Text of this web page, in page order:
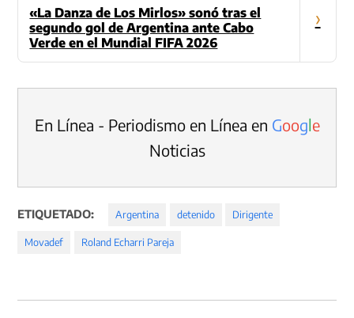
«La Danza de Los Mirlos» sonó tras el
segundo gol de Argentina ante Cabo
Verde en el Mundial FIFA 2026
›
En Línea - Periodismo en Línea en Google
Noticias
ETIQUETADO: Argentina detenido Dirigente
Movadef Roland Echarri Pareja